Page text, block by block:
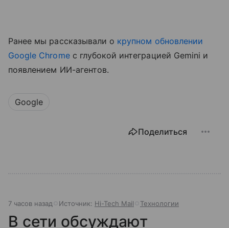
Ранее мы рассказывали о крупном обновлении
Google Chromeс глубокой интеграцией Gemini и
появлением ИИ-агентов.
Google
Поделиться
7 часов назад Источник: Hi-Tech Mail Технологии
В сети обсуждают